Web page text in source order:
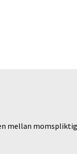
mellan